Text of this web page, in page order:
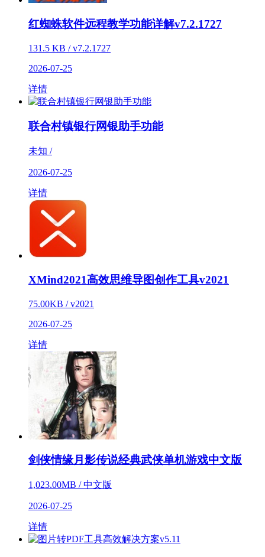
红蜘蛛软件远程教学功能详解v7.2.1727
131.5 KB / v7.2.1727
2026-07-25
详情
联合村镇银行网银助手功能
未知 /
2026-07-25
详情
XMind2021高效思维导图创作工具v2021
75.00KB / v2021
2026-07-25
详情
剑侠情缘月影传说经典武侠单机游戏中文版
1,023.00MB / 中文版
2026-07-25
详情